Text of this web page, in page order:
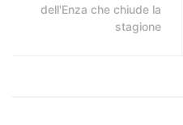
dell'Enza che chiude la
stagione